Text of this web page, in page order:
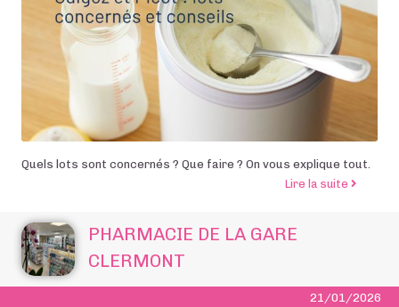
Quels lots sont concernés ? Que faire ? On vous explique tout.
Lire la suite de
PHARMACIE DE LA GARE
CLERMONT
21/01/2026